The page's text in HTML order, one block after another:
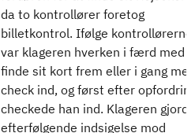
da to kontrollører foretog
billetkontrol. Ifølge kontrollørerne
var klageren hverken i færd med
finde sit kort frem eller i gang med
check ind, og først efter
checkede han ind. Klageren gjorde
efterfølgende indsigelse mod